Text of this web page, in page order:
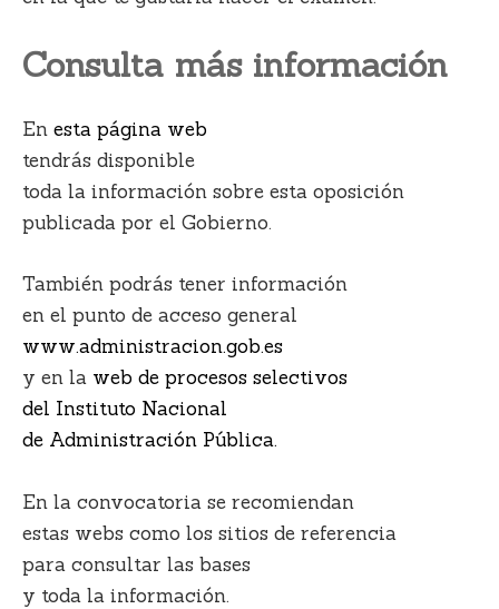
Consulta más información
En esta página web
tendrás disponible
toda la información sobre esta oposición
publicada por el Gobierno.
También podrás tener información
en el punto de acceso general
www.administracion.gob.es
y en la web de procesos selectivos
del Instituto Nacional
de Administración Pública.
En la convocatoria se recomiendan
estas webs como los sitios de referencia
para consultar las bases
y toda la información.